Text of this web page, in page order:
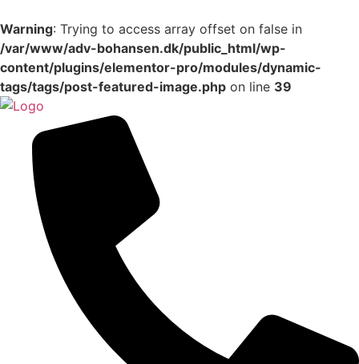
Warning: Trying to access array offset on false in
/var/www/adv-bohansen.dk/public_html/wp-
content/plugins/elementor-pro/modules/dynamic-
tags/tags/post-featured-image.php on line 39
Videre
indhold